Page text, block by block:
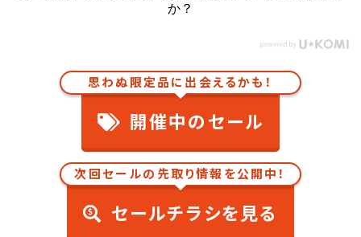
か？
思わぬ限定品に出会えるかも！
開催中のセール
次回セールの先取り情報を公開中！
セールチラシを見る